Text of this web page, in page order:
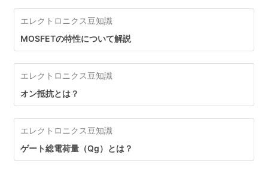
エレクトロニクス豆知識
MOSFETの特性について解説
エレクトロニクス豆知識
オン抵抗とは？
エレクトロニクス豆知識
ゲート総電荷量（Qg）とは？